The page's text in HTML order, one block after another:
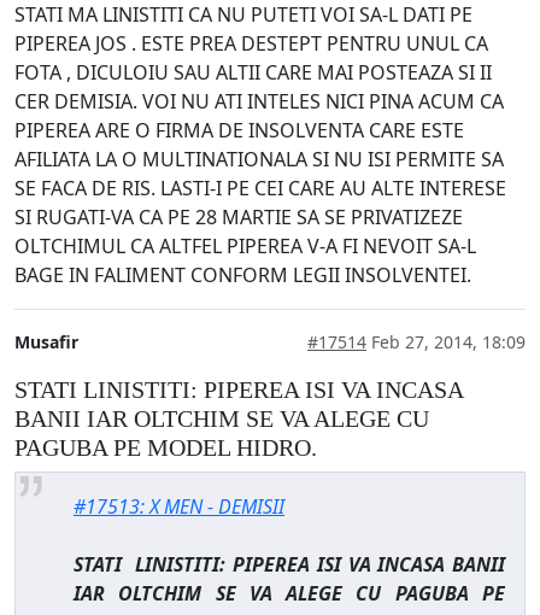
STATI MA LINISTITI CA NU PUTETI VOI SA-L DATI PE
PIPEREA JOS . ESTE PREA DESTEPT PENTRU UNUL CA
FOTA , DICULOIU SAU ALTII CARE MAI POSTEAZA SI II
CER DEMISIA. VOI NU ATI INTELES NICI PINA ACUM CA
PIPEREA ARE O FIRMA DE INSOLVENTA CARE ESTE
AFILIATA LA O MULTINATIONALA SI NU ISI PERMITE SA
SE FACA DE RIS. LASTI-I PE CEI CARE AU ALTE INTERESE
SI RUGATI-VA CA PE 28 MARTIE SA SE PRIVATIZEZE
OLTCHIMUL CA ALTFEL PIPEREA V-A FI NEVOIT SA-L
BAGE IN FALIMENT CONFORM LEGII INSOLVENTEI.
Musafir #17514 Feb 27, 2014, 18:09
STATI LINISTITI: PIPEREA ISI VA INCASA
BANII IAR OLTCHIM SE VA ALEGE CU
PAGUBA PE MODEL HIDRO.
#17513: X MEN - DEMISII
STATI LINISTITI: PIPEREA ISI VA INCASA BANII
IAR OLTCHIM SE VA ALEGE CU PAGUBA PE